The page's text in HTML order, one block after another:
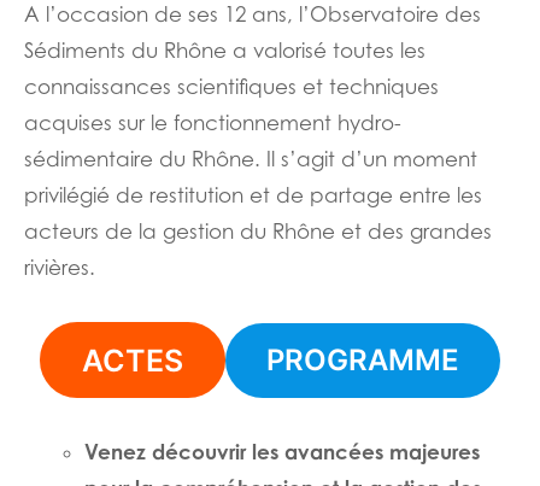
A l’occasion de ses 12 ans, l’Observatoire des
Sédiments du Rhône a valorisé toutes les
connaissances scientifiques et techniques
acquises sur le fonctionnement hydro-
sédimentaire du Rhône. Il s’agit d’un moment
privilégié de restitution et de partage entre les
acteurs de la gestion du Rhône et des grandes
rivières.
ACTES PROGRAMME
Venez découvrir les avancées majeures